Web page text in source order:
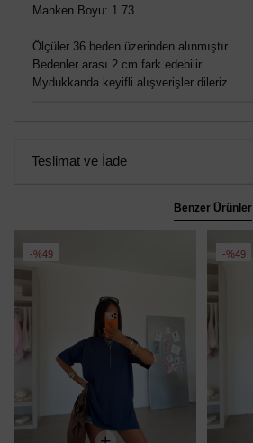
Manken Boyu: 1.73
Ölçüler 36 beden üzerinden alınmıştır.
Bedenler arası 2 cm fark edebilir.
Mydukkanda keyifli alışverişler dileriz.
Teslimat ve İade
Benzer Ürünler
%49 %49